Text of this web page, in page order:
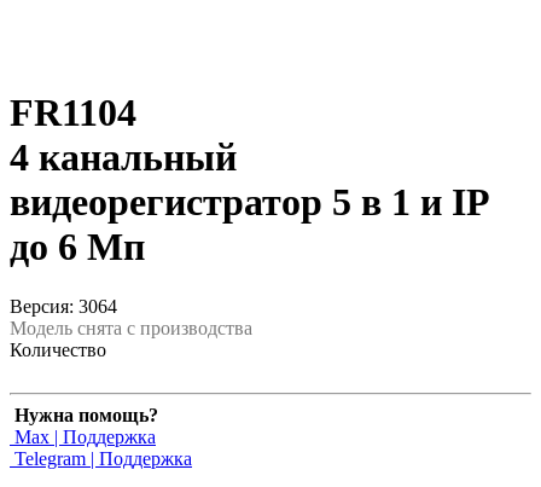
FR1104
4 канальный
видеорегистратор 5 в 1 и IP
до 6 Мп
Версия: 3064
Модель снята с производства
Количество
Нужна помощь?
Max | Поддержка
Telegram | Поддержка